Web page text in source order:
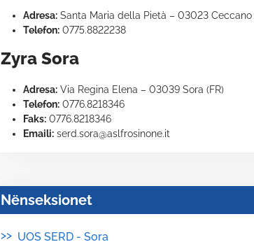
Adresa: Santa Maria della Pietà – 03023 Ceccano
Telefon: 0775.8822238
Zyra Sora
Adresa: Via Regina Elena – 03039 Sora (FR)
Telefon: 0776.8218346
Faks: 0776.8218346
Emaili: serd.sora@aslfrosinone.it
Nënseksionet
>> UOS SERD - Sora